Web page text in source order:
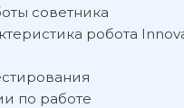
советника
робота
по работе